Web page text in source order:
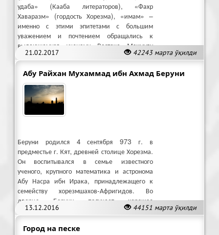
21.02.2017 42243 марта ўқилди
удаба» (Кааба литераторов), «Фахр
Хаваразм» (гордость Хорезма), «имам» –
именно с этими эпитетами с большим
уважением и почтением обращались к
выдающемуся ученому Востока Махмуду
аль-Замахшари (1075-1144).
Абу Райхан Мухаммад ибн Ахмад Беруни
13.12.2016 44151 марта ўқилди
Беруни родился 4 сентября 973 г. в
предместье г. Кят, древней столице Хорезма.
Он воспитывался в семье известного
ученого, крупного математика и астронома
Абу Насра ибн Ирака, принадлежащего к
семейству хорезмшахов-Афригидов. Во
дворце Беруни получает хорошее
образование и начинает заниматься наукой.
Город на песке